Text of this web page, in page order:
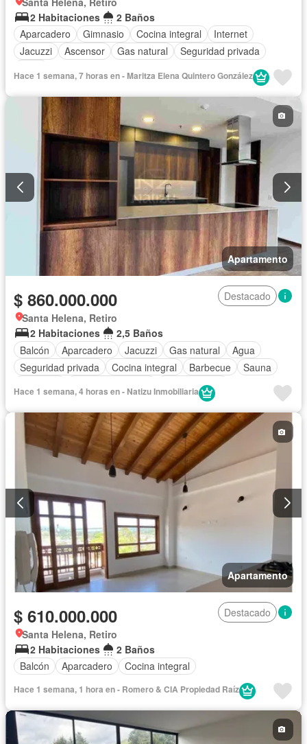
2 Habitaciones
2 Baños
Aparcadero
Gimnasio Cocina integral
Internet
Jacuzzi
Ascensor Gas natural
Seguridad privada
Hace 1 semana, 7 horas en - Maritza Elena Quintero González
Apartamento
$ 860.000.000
Destacado
Santa Helena, Retiro
2 Habitaciones
2,5 Baños
Balcón
Aparcadero Jacuzzi Gas natural
Agua
Seguridad privada
Cocina integral Barbecue
Sauna
Permite niños
Hace 1 semana, 4 horas en - Natizu Inmobiliaria
Apartamento
$ 610.000.000
Destacado
Santa Helena, Retiro
2 Habitaciones
2 Baños
Balcón
Aparcadero Cocina integral
Hace 1 semana, 1 hora en - Romero & CIA Propiedad Raí­z